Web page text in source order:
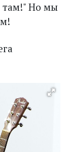
там!" Но мы